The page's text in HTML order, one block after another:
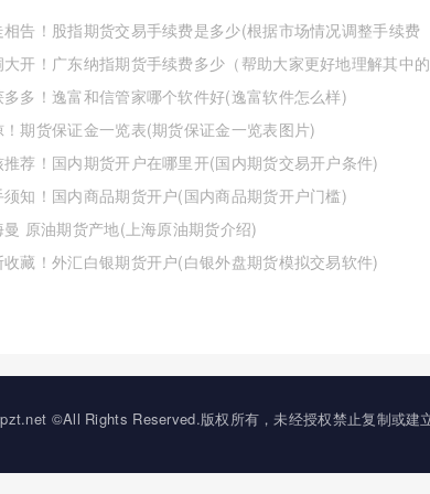
相告！股指期货交易手续费是多少(根据市场情况调整手续费
大开！广东纳指期货手续费多少（帮助大家更好地理解其中的
多多！逸富和信管家哪个软件好(逸富软件怎么样)
！期货保证金一览表(期货保证金一览表图片)
推荐！国内期货开户在哪里开(国内期货交易开户条件)
须知！国内商品期货开户(国内商品期货开户门槛)
曼 原油期货产地(上海原油期货介绍)
收藏！外汇白银期货开户(白银外盘期货模拟交易软件)
©All Rights Reserved.版权所有，未经授权禁止复制或建